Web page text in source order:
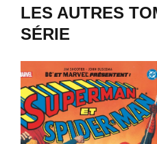
LES AUTRES
SÉRIE